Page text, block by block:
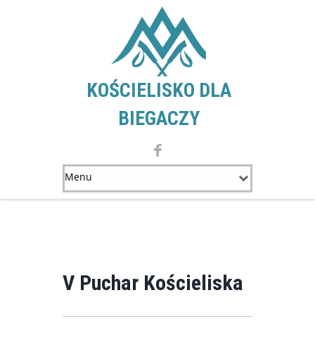
KOŚCIELISKO DLA
BIEGACZY
V Puchar Kościeliska